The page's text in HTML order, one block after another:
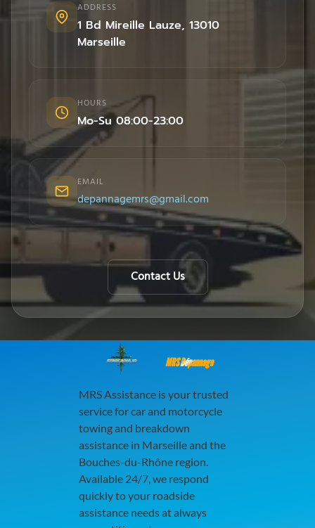
ADDRESS
1 Bd Mireille Lauze, 13010
Marseille
HOURS
Mo-Su 08:00-23:00
EMAIL
depannagemrs@gmail.com
Contact Us
MRS Dépannage
MRS Assistance is your trusted
service for car and motorcycle
towing and breakdown
assistance in Marseille and the
Bouches-du-Rhône region.
Available 24/7, we respond
quickly to your roadside
assistance needs at always